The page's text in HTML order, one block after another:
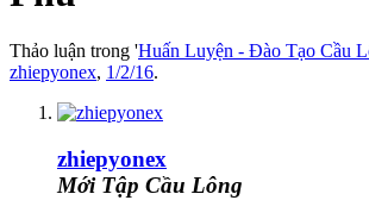
Thảo luận trong 'Huấn Luyện - Đào Tạo Cầu
zhiepyonex, 1/2/16.
zhiepyonex
Mới Tập Cầu Lông